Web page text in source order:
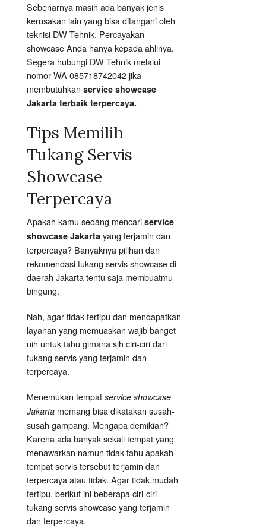
Sebenarnya masih ada banyak jenis
kerusakan lain yang bisa ditangani oleh
teknisi DW Tehnik. Percayakan
showcase Anda hanya kepada ahlinya.
Segera hubungi DW Tehnik melalui
nomor WA 085718742042 jika
membutuhkan service showcase
Jakarta terbaik terpercaya.
Tips Memilih
Tukang Servis
Showcase
Terpercaya
Apakah kamu sedang mencari service
showcase Jakarta yang terjamin dan
terpercaya? Banyaknya pilihan dan
rekomendasi tukang servis showcase di
daerah Jakarta tentu saja membuatmu
bingung.
Nah, agar tidak tertipu dan mendapatkan
layanan yang memuaskan wajib banget
nih untuk tahu gimana sih ciri-ciri dari
tukang servis yang terjamin dan
terpercaya.
Menemukan tempat service showcase
Jakarta memang bisa dikatakan susah-
susah gampang. Mengapa demikian?
Karena ada banyak sekali tempat yang
menawarkan namun tidak tahu apakah
tempat servis tersebut terjamin dan
terpercaya atau tidak. Agar tidak mudah
tertipu, berikut ini beberapa ciri-ciri
tukang servis showcase yang terjamin
dan terpercaya.